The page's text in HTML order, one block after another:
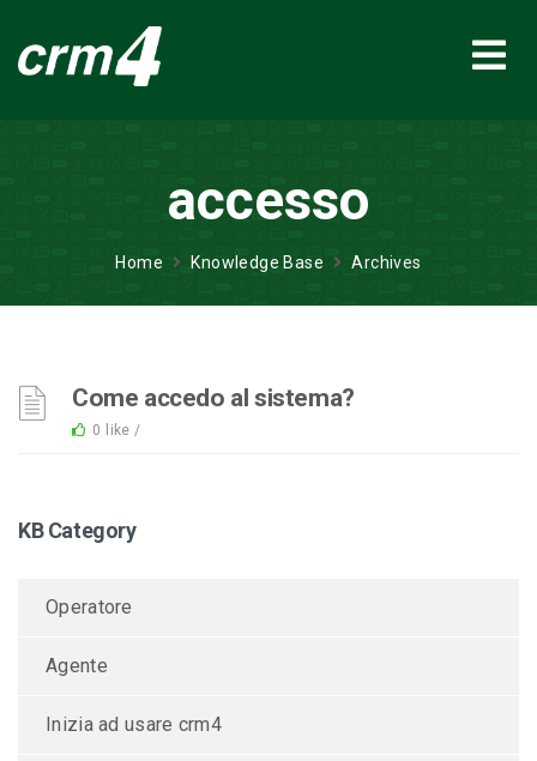
accesso
Home Knowledge Base Archives
Come accedo al sistema?
0 like /
KB Category
Operatore
Agente
Inizia ad usare crm4